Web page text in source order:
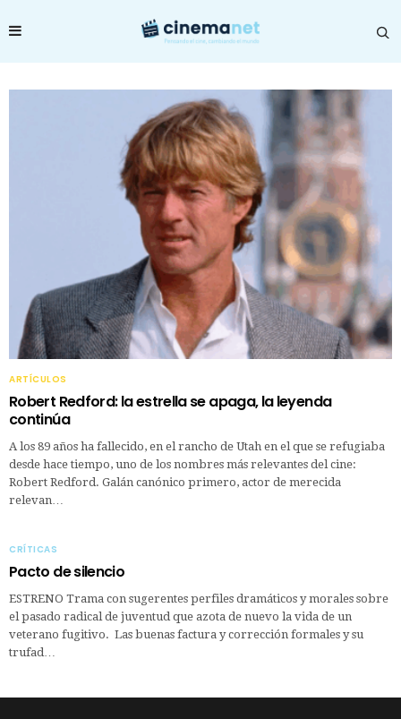
ARTÍCULOS
Robert Redford: la estrella se apaga, la leyenda
continúa
A los 89 años ha fallecido, en el rancho de Utah en el que se refugiaba
desde hace tiempo, uno de los nombres más relevantes del cine:
Robert Redford. Galán canónico primero, actor de merecida
relevan…
CRÍTICAS
Pacto de silencio
ESTRENO Trama con sugerentes perfiles dramáticos y morales sobre
el pasado radical de juventud que azota de nuevo la vida de un
veterano fugitivo. Las buenas factura y corrección formales y su
trufad…